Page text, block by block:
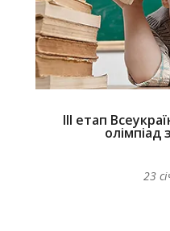
ІІІ етап
олімпіад
23